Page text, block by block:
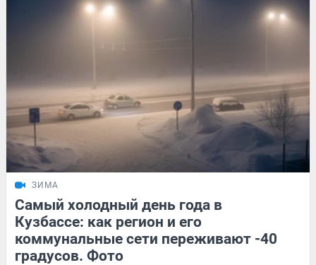
ЗИМА
Самый холодный день года в
Кузбассе: как регион и его
коммунальные сети переживают -40
градусов. Фото